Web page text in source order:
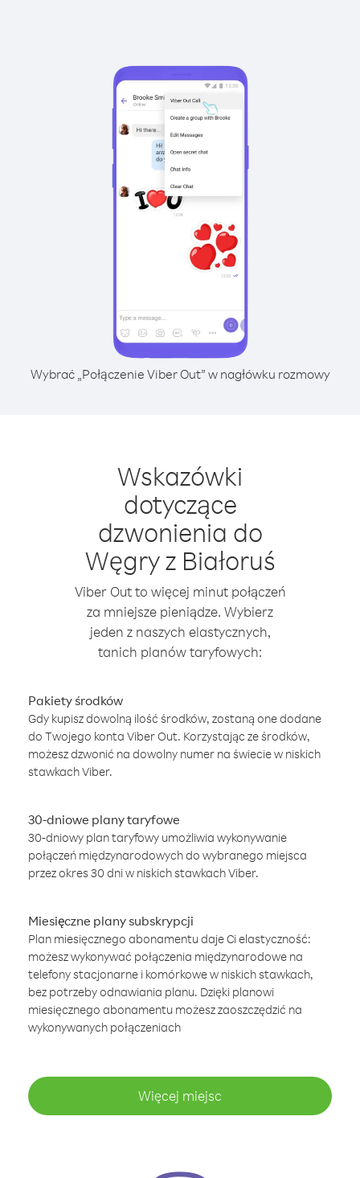
Wybrać „Połączenie Viber Out” w nagłówku rozmowy
Wskazówki
dotyczące
dzwonienia do
Węgry z Białoruś
Viber Out to więcej minut połączeń
za mniejsze pieniądze. Wybierz
jeden z naszych elastycznych,
tanich planów taryfowych:
Pakiety środków
Gdy kupisz dowolną ilość środków, zostaną one dodane
do Twojego konta Viber Out. Korzystając ze środków,
możesz dzwonić na dowolny numer na świecie w niskich
stawkach Viber.
30-dniowe plany taryfowe
30-dniowy plan taryfowy umożliwia wykonywanie
połączeń międzynarodowych do wybranego miejsca
przez okres 30 dni w niskich stawkach Viber.
Miesięczne plany subskrypcji
Plan miesięcznego abonamentu daje Ci elastyczność:
możesz wykonywać połączenia międzynarodowe na
telefony stacjonarne i komórkowe w niskich stawkach,
bez potrzeby odnawiania planu. Dzięki planowi
miesięcznego abonamentu możesz zaoszczędzić na
wykonywanych połączeniach
Więcej miejsc